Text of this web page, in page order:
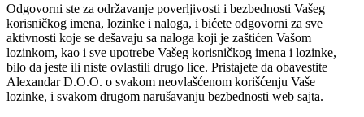
Odgovorni ste za održavanje poverljivosti i bezbednosti Vašeg
korisničkog imena, lozinke i naloga, i bićete odgovorni za sve
aktivnosti koje se dešavaju sa naloga koji je zaštićen Vašom
lozinkom, kao i sve upotrebe Vašeg korisničkog imena i lozinke,
bilo da jeste ili niste ovlastili drugo lice. Pristajete da obavestite
Alexandar D.O.O. o svakom neovlašćenom korišćenju Vaše
lozinke, i svakom drugom narušavanju bezbednosti web sajta.